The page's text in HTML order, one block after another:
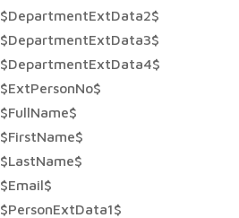
$DepartmentExtData2$
$DepartmentExtData3$
$DepartmentExtData4$
$ExtPersonNo$
$FullName$
$FirstName$
$LastName$
$Email$
$PersonExtData1$